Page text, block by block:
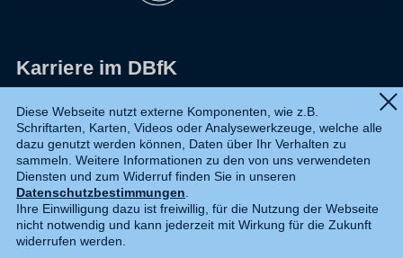
Karriere im DBfK
Datenschutz
Shop
Widerruf
Kontakt
Diese Webseite nutzt externe Komponenten, wie z.B.
Schriftarten, Karten, Videos oder Analysewerkzeuge, welche alle
dazu genutzt werden können, Daten über Ihr Verhalten zu
sammeln. Weitere Informationen zu den von uns verwendeten
Diensten und zum Widerruf finden Sie in unseren
Datenschutzbestimmungen.
Ihre Einwilligung dazu ist freiwillig, für die Nutzung der Webseite
nicht notwendig und kann jederzeit mit Wirkung für die Zukunft
widerrufen werden.